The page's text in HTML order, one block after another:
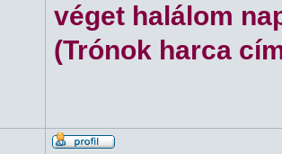
véget halálom
(Trónok harca